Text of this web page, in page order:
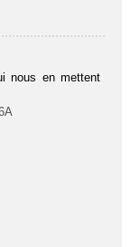
nous en mettent